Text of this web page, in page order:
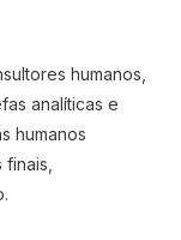
humanos,
analíticas e
humanos